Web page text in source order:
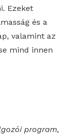
Ezeket
és a
valamint az
mind innen
program,